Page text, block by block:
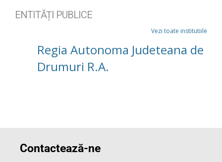
ENTITĂȚI PUBLICE
Vezi toate institutiile
Regia Autonoma Judeteana de
Drumuri R.A.